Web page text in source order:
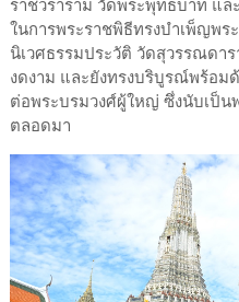
ราชวราราม วัดพระพุทธบาท แล
ในการพระราชพิธีทรงบำเพ็ญพ
นิเวศธรรมประวัติ วัดสุวรรณดา
งดงาม และยังทรงบริบูรณ์พร้อ
ต่อพระบรมวงศ์ผู้ใหญ่ ซึ่งนับเป็
ตลอดมา